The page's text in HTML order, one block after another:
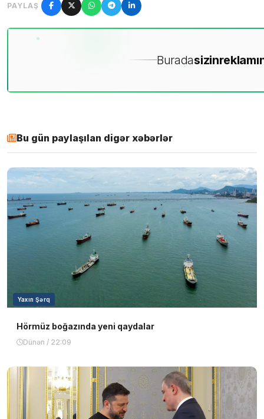
PAYLAŞ
Buradasizin
Bu gün paylaşılan digər xəbərlər
Yaxın Şərq
Hörmüz boğazında yeni qaydalar
Dünən / 22:09